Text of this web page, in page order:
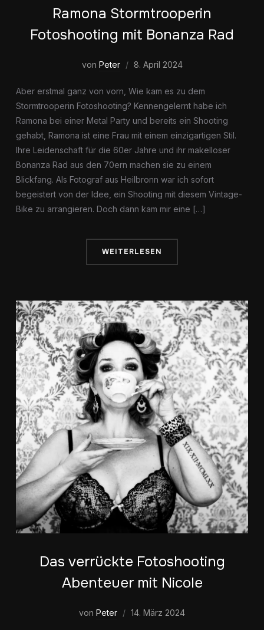
Ramona Stormtrooperin
Fotoshooting mit Bonanza Rad
von Peter 8. April 2024
Aber erstmal ganz von vorn, Wie kam es zu dem
Stormtrooperin Fotoshooting? Kennengelernt habe ich
Ramona bei einer Metal Party und bereits ein Shooting
gehabt, Ramona ist eine Frau mit einem einzigartigen Stil.
Ihre Leidenschaft für die 60er Jahre und ihr makelloser
Bonanza Rad aus den 70ern machen sie zu einem
Blickfang. Als Fotograf aus Heilbronn war ich sofort
begeistert von der Idee, ein Shooting mit diesem Vintage-
Bike zu arrangieren. Doch dann kam mir eine […]
WEITERLESEN
Das verrückte Fotoshooting
Abenteuer mit Nicole
von Peter 14. März 2024